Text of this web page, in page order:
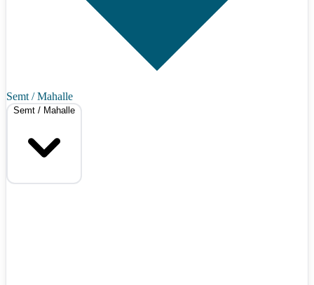
Semt / Mahalle
Semt / Mahalle